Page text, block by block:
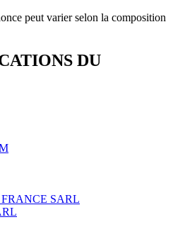
peut varier selon la composition
DU
SARL